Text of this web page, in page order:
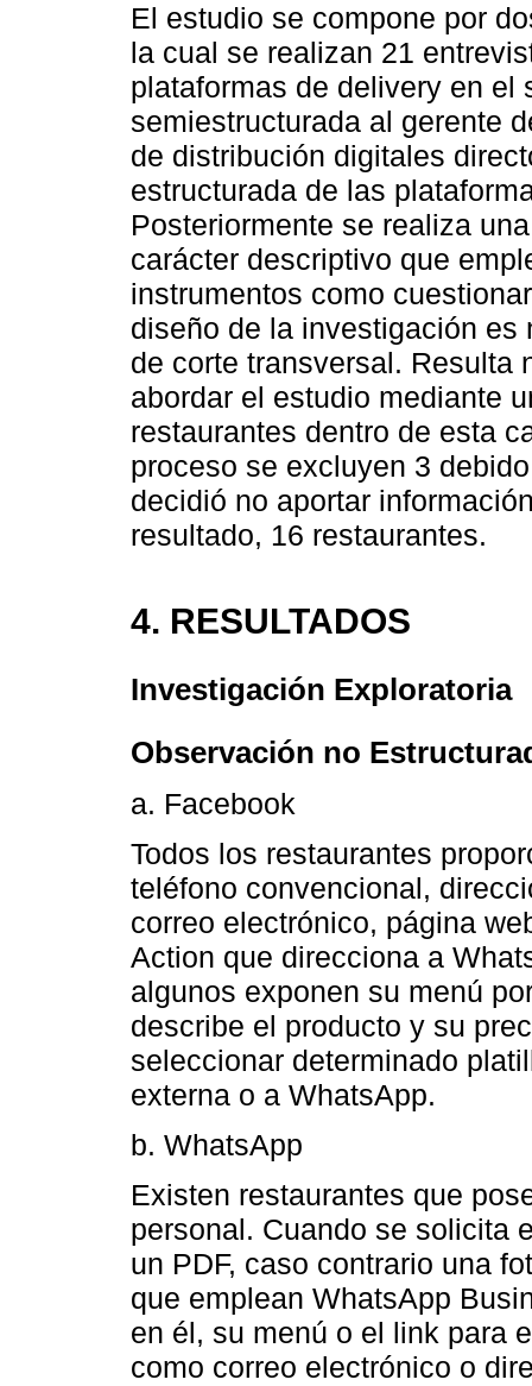
El estudio se compone por
la cual se realizan 21
plataformas de delivery en el
semiestructurada al gerente
de distribución digitales
estructurada de las
Posteriormente se realiza
carácter descriptivo que
instrumentos como
diseño de la investigación
de corte transversal. Resulta
abordar el estudio mediante
restaurantes dentro de esta
proceso se excluyen 3
decidió no aportar
resultado, 16 restaurantes.
4. RESULTADOS
Investigación Exploratoria
Observación no
a. Facebook
Todos los restaurantes
teléfono convencional,
correo electrónico, página
Action que direcciona a
algunos exponen su menú
describe el producto y su
seleccionar determinado
externa o a WhatsApp.
b. WhatsApp
Existen restaurantes que
personal. Cuando se solicita
un PDF, caso contrario una
que emplean WhatsApp
en él, su menú o el link para
como correo electrónico o